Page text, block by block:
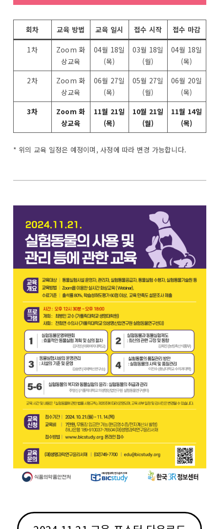
회차 교육 방법 교육 일시 접수 시작 접수 마감
1차
Zoom 화
상교육
04월 18일
(목)
03월 18일
(월)
04월 18일
(목)
2차
Zoom 화
상교육
06월 27일
(목)
05월 27일
(월)
06월 20일
(목)
3차
Zoom 화
상교육
11월 21일
(목)
10월 21일
(월)
11월 14일
(목)
* 위의 교육 일정은 예정이며, 사정에 따라 변경 가능합니다.